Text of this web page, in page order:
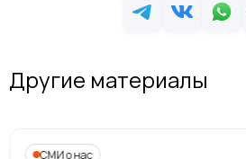
Другие материалы
СМИ о нас